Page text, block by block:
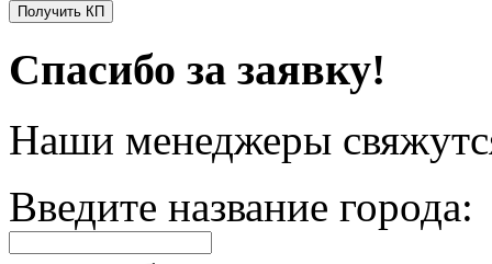
Получить КП
Спасибо за заявку!
Наши менеджеры
Введите название города: